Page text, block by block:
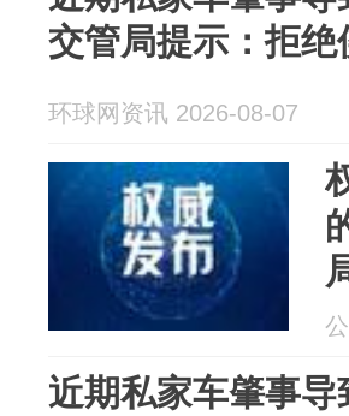
交管局提示：拒
环球网资讯 2026-08-07
近期私家车肇事